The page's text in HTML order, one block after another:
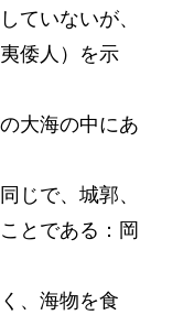
ていないが、
倭人）を示
大海の中にあ
じで、城郭、
とである：岡
、海物を食